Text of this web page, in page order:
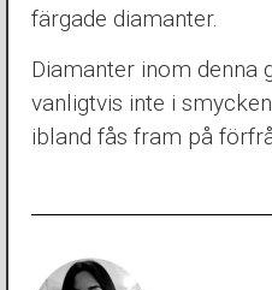
färgade diamanter.
Diamanter inom denna
vanligtvis inte i
ibland fås fram på